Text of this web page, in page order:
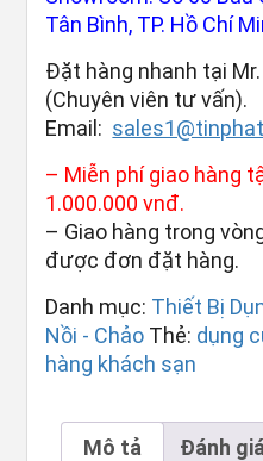
Tân Bình, TP. Hồ Chí
Đặt hàng nhanh tại
(Chuyên viên tư vấn).
Email:
– Miễn phí giao hàng
1.000.000 vnđ.
– Giao hàng trong
được đơn đặt hàng.
Danh mục: Thiết Bị
Nồi - Chảo Thẻ: dụng
hàng khách sạn
Mô tả Đánh